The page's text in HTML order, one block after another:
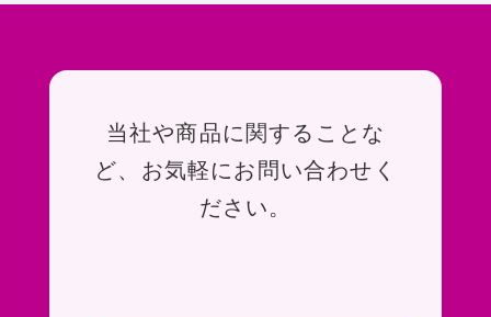
お問い合わせ
当社や商品に関することな
ど、お気軽にお問い合わせく
ださい。